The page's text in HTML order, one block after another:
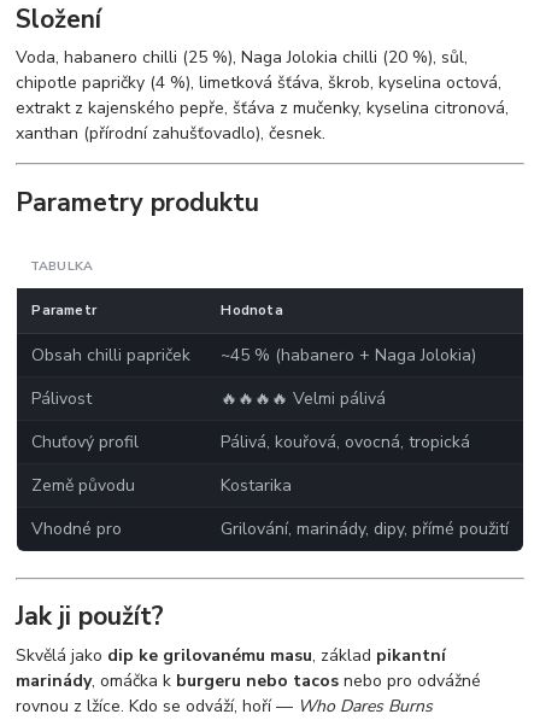
Složení
Voda, habanero chilli (25 %), Naga Jolokia chilli (20 %), sůl,
chipotle papričky (4 %), limetková šťáva, škrob, kyselina octová,
extrakt z kajenského pepře, šťáva z mučenky, kyselina citronová,
xanthan (přírodní zahušťovadlo), česnek.
Parametry produktu
TABULKA
Parametr Hodnota
Obsah chilli papriček
~45 % (habanero + Naga Jolokia)
Pálivost
🔥🔥🔥🔥 Velmi pálivá
Chuťový profil
Pálivá, kouřová, ovocná, tropická
Země původu
Kostarika
Vhodné pro
Grilování, marinády, dipy, přímé použití
Jak ji použít?
Skvělá jako dip ke grilovanému masu, základ pikantní
marinády, omáčka k burgeru nebo tacos nebo pro odvážné
rovnou z lžíce. Kdo se odváží, hoří — Who Dares Burns